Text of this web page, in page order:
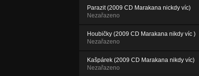
Parazit (2009 CD Marakana nickdy víc)
Nezařazeno
Houbičky (2009 CD Marakana nikdy víc )
Nezařazeno
Kašpárek (2009 CD Marakana nikdy víc)
Nezařazeno